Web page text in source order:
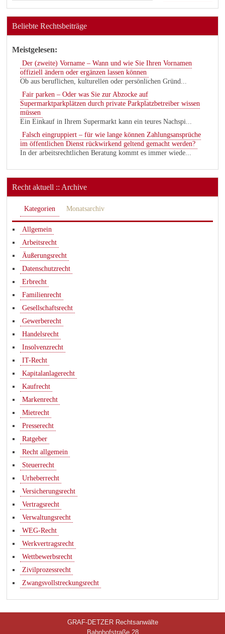
Beliebte Rechtsbeiträge
Meistgelesen:
Der (zweite) Vorname – Wann und wie Sie Ihren Vornamen
offiziell ändern oder ergänzen lassen können
Ob aus beruflichen, kulturellen oder persönlichen Gründ...
Fair parken – Oder was Sie zur Abzocke auf
Supermarktparkplätzen durch private Parkplatzbetreiber wissen
müssen
Ein Einkauf in Ihrem Supermarkt kann ein teures Nachspi...
Falsch eingruppiert – für wie lange können Zahlungsansprüche
im öffentlichen Dienst rückwirkend geltend gemacht werden?
In der arbeitsrechtlichen Beratung kommt es immer wiede...
Recht aktuell :: Archive
Kategorien Monatsarchiv
Allgemein
Arbeitsrecht
Äußerungsrecht
Datenschutzrecht
Erbrecht
Familienrecht
Gesellschaftsrecht
Gewerberecht
Handelsrecht
Insolvenzrecht
IT-Recht
Kapitalanlagerecht
Kaufrecht
Markenrecht
Mietrecht
Presserecht
Ratgeber
Recht allgemein
Steuerrecht
Urheberrecht
Versicherungsrecht
Vertragsrecht
Verwaltungsrecht
WEG-Recht
Werkvertragsrecht
Wettbewerbsrecht
Zivilprozessrecht
Zwangsvollstreckungsrecht
GRAF-DETZER Rechtsanwälte
Bahnhofstraße 28